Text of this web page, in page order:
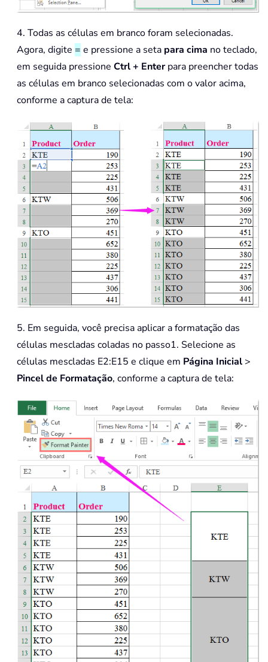
4. Todas as células em branco foram selecionadas.
Agora, digite = e pressione a seta para cima no teclado,
em seguida pressione Ctrl + Enterpara preencher todas
as células em branco selecionadas com o valor acima,
conforme a captura de tela:
5. Em seguida, você precisa aplicar a formatação das
células mescladas coladas no passo1. Selecione as
células mescladas E2:E15 e clique em Página Inicial >
Pincel de Formatação, conforme a captura de tela: